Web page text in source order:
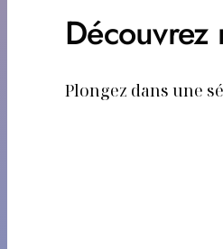
Plongez dans une